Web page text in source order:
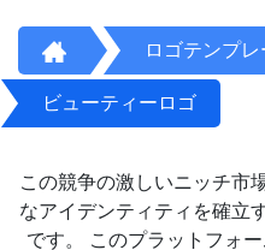
ロゴテンプレ
ビューティーロゴ
この競争の激しいニッチ市
なアイデンティティを確立
です。 このプラットフォ